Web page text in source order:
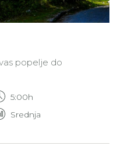
popelje do
5:00h
Srednja